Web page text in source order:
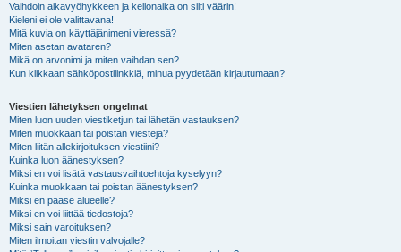
Vaihdoin aikavyöhykkeen ja kellonaika on silti väärin!
Kieleni ei ole valittavana!
Mitä kuvia on käyttäjänimeni vieressä?
Miten asetan avataren?
Mikä on arvonimi ja miten vaihdan sen?
Kun klikkaan sähköpostilinkkiä, minua pyydetään kirjautumaan?
Viestien lähetyksen ongelmat
Miten luon uuden viestiketjun tai lähetän vastauksen?
Miten muokkaan tai poistan viestejä?
Miten liitän allekirjoituksen viestiini?
Kuinka luon äänestyksen?
Miksi en voi lisätä vastausvaihtoehtoja kyselyyn?
Kuinka muokkaan tai poistan äänestyksen?
Miksi en pääse alueelle?
Miksi en voi liittää tiedostoja?
Miksi sain varoituksen?
Miten ilmoitan viestin valvojalle?